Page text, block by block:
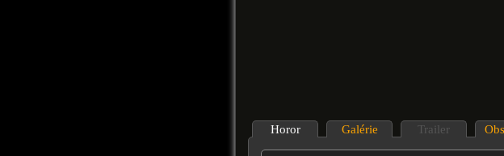
Horor Galérie Trailer